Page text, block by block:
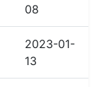
08
2023-01-
13